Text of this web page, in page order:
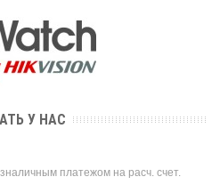
У НАС
платежом на расч. счет.